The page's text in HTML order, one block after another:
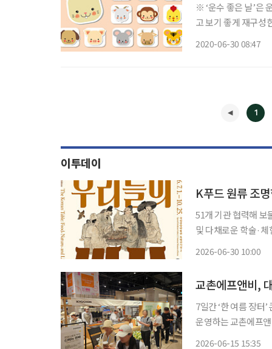
※ ‘운수 좋은 날’은
고 보기 좋게 재구성한 콘텐츠입니다. ◈ 쥐띠 총운
2020-06-30 08:47
1
이투데이
K푸드 원류 조
51개 기관 협력해 보
및 다채로운 학술·체험 행사 마련 국립중앙박물관이 한
2026-06-30 10:00
교촌에프앤비,
7일간 ‘한 여름 장터’
운영하는 교촌에프
2026-06-15 15:35